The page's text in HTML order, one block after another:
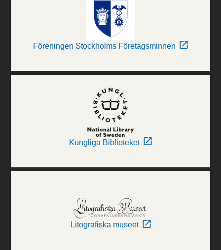
Föreningen Stockholms Företagsminnen
Kungliga Biblioteket
Litografiska museet